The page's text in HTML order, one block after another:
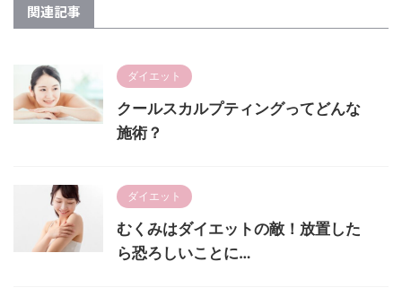
関連記事
ダイエット
クールスカルプティングってどんな
施術？
ダイエット
むくみはダイエットの敵！放置した
ら恐ろしいことに…